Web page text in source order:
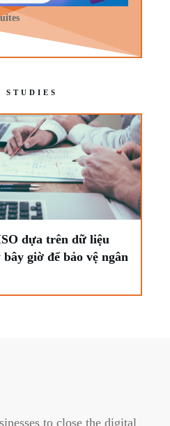
STUDIES
dựa trên dữ liệu
giờ để bảo vệ ngân
to close the digital